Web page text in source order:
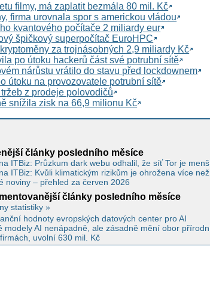
filmy, má zaplatit bezmála 80 mil. Kč
firma urovnala spor s americkou vládou
kvantového počítače 2 miliardy eur
špičkový superpočítač EuroHPC
za trojnásobných 2,9 miliardy Kč
po útoku hackerů část své potrubní sítě
nárůstu vrátilo do stavu před lockdownem
útoku na provozovatele potrubní sítě
z prodeje polovodičů
snížila zisk na 66,9 milionu Kč
články posledního měsíce
ITBiz: Průzkum dark webu odhalil, že síť Tor je
ITBiz: Kvůli klimatickým rizikům je ohrožena více
noviny – přehled za červen 2026
články posledního měsíce
statistiky »
hodnoty evropských datových center pro AI
modely AI nenápadně, ale zásadně mění obor
uvolní 630 mil. Kč